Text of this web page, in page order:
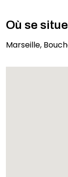
Où se
Marseille,